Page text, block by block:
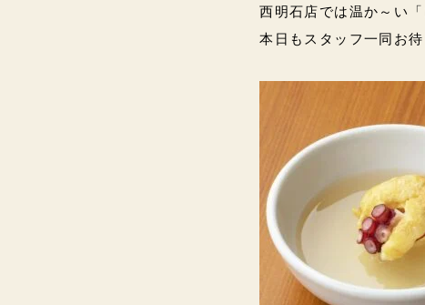
西明石店では温か～い
本日もスタッフ一同お